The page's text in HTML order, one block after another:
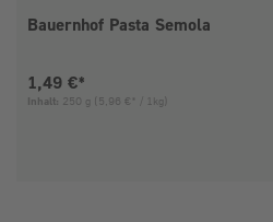
Bauernhof Pasta Semola
Aktueller Preis:
1,49 €*
Inhalt: 250 g (5,96 €* / 1kg)